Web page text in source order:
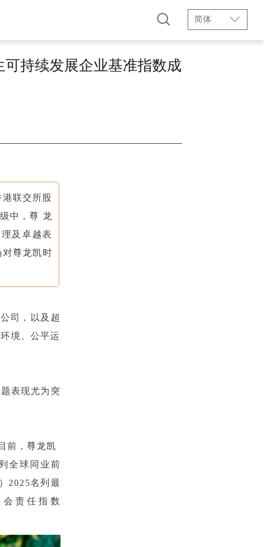
简体
持续发展企业基准指数成
港联交所股
尊龙
及卓越表
尊龙凯时
公司，以及超
境、公平运
题表现尤为突
龙凯
全球同业前
2025名列最
责任指数